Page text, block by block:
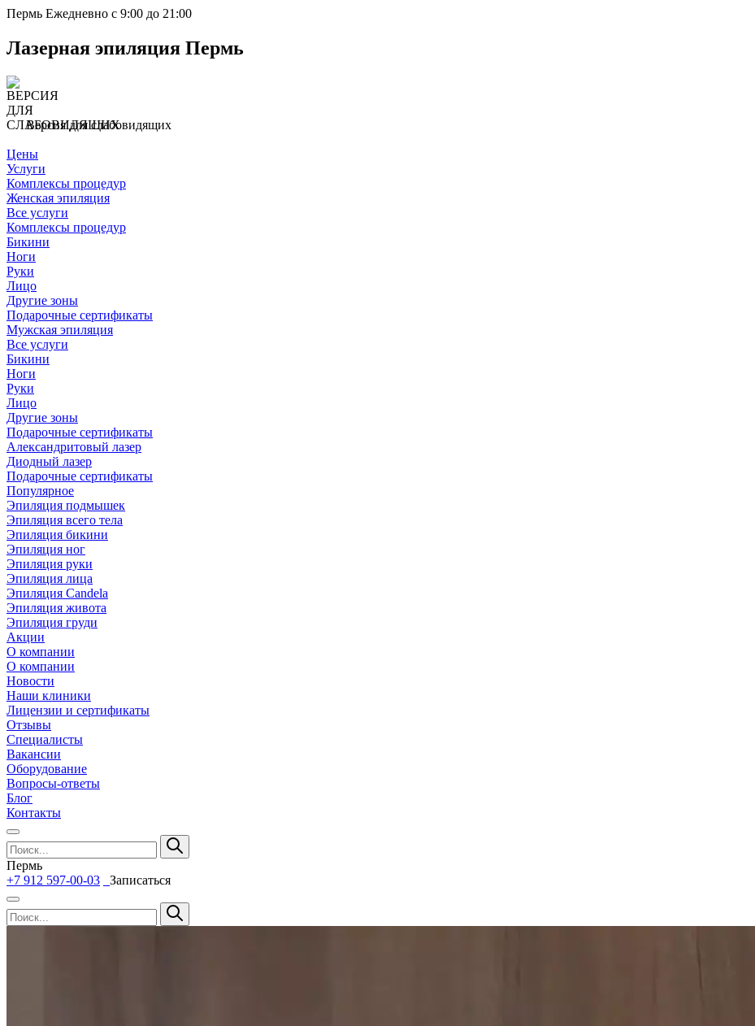
Пермь Ежедневно с 9:00 до 21:00
Лазерная эпиляция Пермь
Версия для слабовидящих
Цены
Услуги
Комплексы процедур
Женская эпиляция
Все услуги
Комплексы процедур
Бикини
Ноги
Руки
Лицо
Другие зоны
Подарочные сертификаты
Мужская эпиляция
Все услуги
Бикини
Ноги
Руки
Лицо
Другие зоны
Подарочные сертификаты
Александритовый лазер
Диодный лазер
Подарочные сертификаты
Популярное
Эпиляция подмышек
Эпиляция всего тела
Эпиляция бикини
Эпиляция ног
Эпиляция руки
Эпиляция лица
Эпиляция Candela
Эпиляция живота
Эпиляция груди
Акции
О компании
О компании
Новости
Наши клиники
Лицензии и сертификаты
Отзывы
Специалисты
Вакансии
Оборудование
Вопросы-ответы
Блог
Контакты
Пермь
+7 912 597-00-03
Записаться